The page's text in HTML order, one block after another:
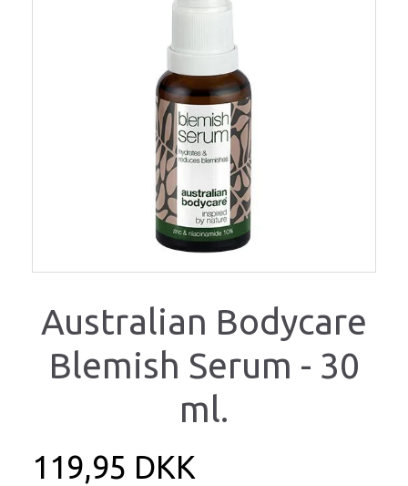
Australian Bodycare
Blemish Serum - 30
ml.
119,95 DKK